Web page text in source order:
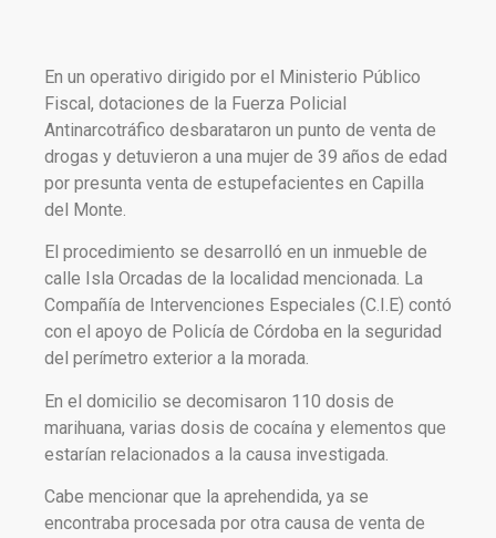
En un operativo dirigido por el Ministerio Público
Fiscal, dotaciones de la Fuerza Policial
Antinarcotráfico desbarataron un punto de venta de
drogas y detuvieron a una mujer de 39 años de edad
por presunta venta de estupefacientes en Capilla
del Monte.
El procedimiento se desarrolló en un inmueble de
calle Isla Orcadas de la localidad mencionada. La
Compañía de Intervenciones Especiales (C.I.E) contó
con el apoyo de Policía de Córdoba en la seguridad
del perímetro exterior a la morada.
En el domicilio se decomisaron 110 dosis de
marihuana, varias dosis de cocaína y elementos que
estarían relacionados a la causa investigada.
Cabe mencionar que la aprehendida, ya se
encontraba procesada por otra causa de venta de